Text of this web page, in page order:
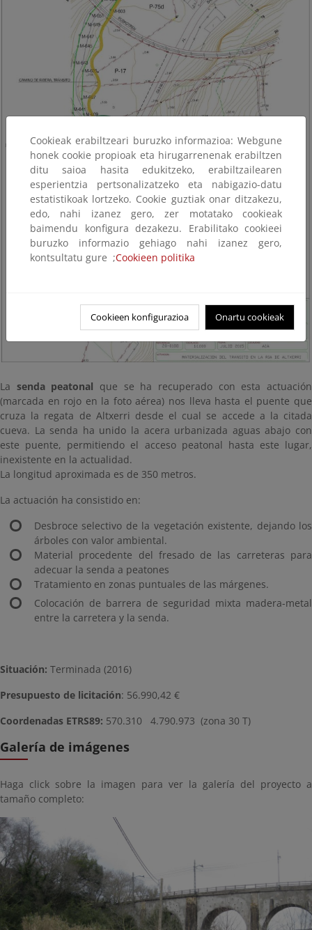
La senda peatonal que se ha recuperado con esta actuación
(marcada en rojo en la foto aérea) nos lleva hasta el puente que
cruza la regata de Altxerri desde el cual se accede a la citada
cueva. La senda ha unido la acera urbanizada aguas abajo con
este puente, permitiendo el acceso peatonal hasta este lugar,
inexistente en la actualidad.
La longitud aproximada es de 350 metros.
La actuación ha consistido en:
Desbroce selectivo de la vegetación existente, dejando los
árboles con valor ambiental.
Material procedente del fresado de las carreteras para
adecuar la senda a peatones
Tratamiento en zonas puntuales de las márgenes.
Colocación de barrera de seguridad mixta madera-metal
entre la carretera y la senda.
Situación: Terminada (2016)
Presupuesto de licitación: 56.990,42 €
Coordenadas ETRS89: 570.310 4.790.973 (zona 30 T)
Galería de imágenes
Haga click sobre la imagen para ver la galería del proyecto a
tamaño completo:
Cookieak erabiltzeari buruzko informazioa: Webgune
honek cookie propioak eta hirugarrenenak erabiltzen
ditu saioa hasita edukitzeko, erabiltzailearen
esperientzia pertsonalizatzeko eta nabigazio-datu
estatistikoak lortzeko. Cookie guztiak onar ditzakezu,
edo, nahi izanez gero, zer motatako cookieak
baimendu konfigura dezakezu. Erabilitako cookieei
buruzko informazio gehiago nahi izanez gero,
kontsultatu gure ;Cookieen politika
Cookieen konfigurazioa Onartu cookieak